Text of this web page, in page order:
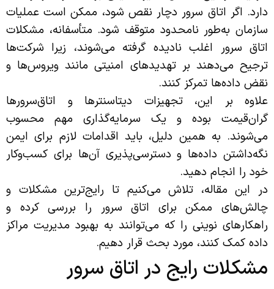
دارد. اگر اتاق سرور دچار نقص شود، ممکن است عملیات
سازمان به‌طور نامحدود متوقف شود. متأسفانه، مشکلات
اتاق سرور اغلب نادیده گرفته می‌شوند، زیرا شرکت‌ها
ترجیح می‌دهند بر تهدیدهای امنیتی مانند ویروس‌ها و
نقض داده‌ها تمرکز کنند.
علاوه بر این، تجهیزات دیتاسنترها و اتاق‌سرورها
گران‌قیمت بوده و یک سرمایه‌گذاری مهم محسوب
می‌شوند. به همین دلیل، باید اقدامات لازم برای ایمن
نگه‌داشتن داده‌ها و دسترسی‌پذیری آن‌ها برای کسب‌وکار
خود را انجام دهید.
در این مقاله، تلاش می‌کنیم تا رایج‌ترین مشکلات و
چالش‌های ممکن برای اتاق سرور را بررسی کرده و
راهکارهای نوینی را که می‌توانند به بهبود مدیریت مراکز
داده کمک کنند، مورد بحث قرار دهیم.
مشکلات رایج در اتاق سرور